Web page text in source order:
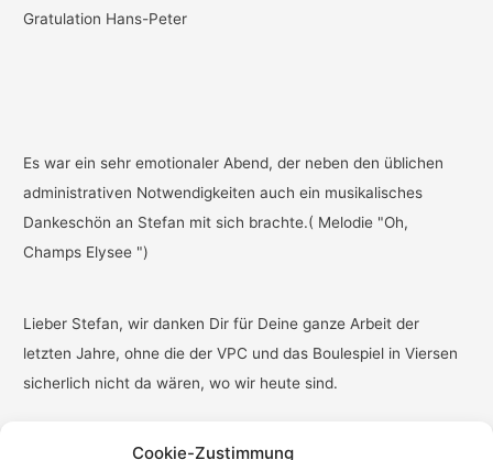
Cookie-Zustimmung
Gratulation Hans-Peter
Es war ein sehr emotionaler Abend, der neben den üblichen
administrativen Notwendigkeiten auch ein musikalisches
Dankeschön an Stefan mit sich brachte.( Melodie "Oh,
Champs Elysee ")
Lieber Stefan, wir danken Dir für Deine ganze Arbeit der
letzten Jahre, ohne die der VPC und das Boulespiel in Viersen
sicherlich nicht da wären, wo wir heute sind.